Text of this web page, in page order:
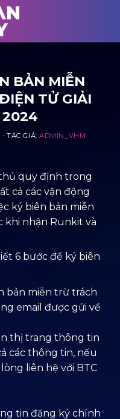
BẢN MIỄN
TỬ GIẢI
2024
- TÁC GIẢ:ADMIN_VHM
quy định trong
cả các vận động
ký biên bản miễn
khi nhận Runkit và
6 bước để ký biên
bản miễn trừ trách
email được gửi về
thị trang thông tin
các thông tin, nếu
liên hệ với BTC
tin đăng ký chính